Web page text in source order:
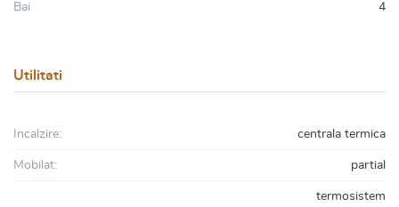
Bai 4
Utilitati
Incalzire: centrala termica
Mobilat: partial
termosistem